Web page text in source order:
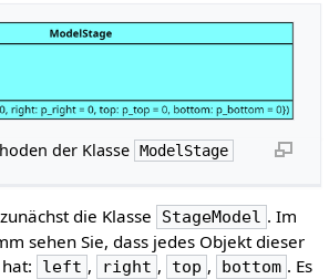
der Klasse ModelStage
die Klasse StageModel . Im
sehen Sie, dass jedes Objekt dieser
left , right , top , bottom . Es